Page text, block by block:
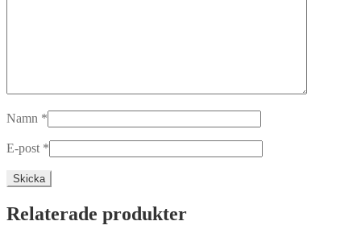
Namn *
E-post *
Relaterade produkter